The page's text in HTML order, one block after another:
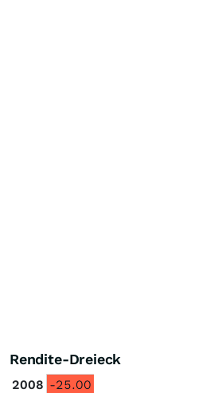
Rendite-Dreieck
2008 -25.00